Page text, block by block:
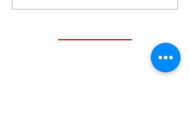
Zeitgenössische